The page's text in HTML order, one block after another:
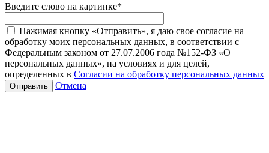
Введите слово на картинке*
Нажимая кнопку «Отправить», я даю свое согласие на
обработку моих персональных данных, в соответствии с
Федеральным законом от 27.07.2006 года №152-ФЗ «О
персональных данных», на условиях и для целей,
определенных в Согласии на обработку персональных данных
Отмена